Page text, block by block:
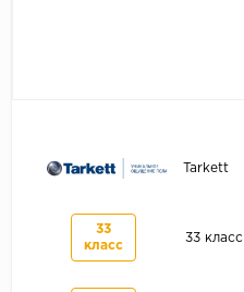
Tarkett
33
класс
33 класс